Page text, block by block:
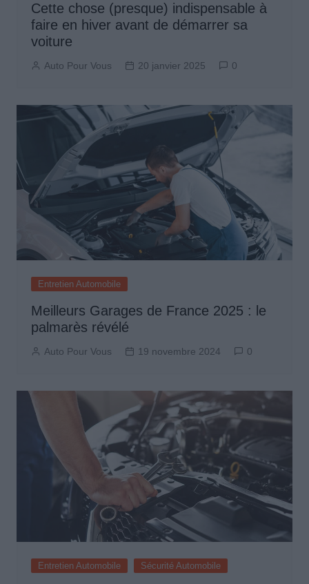
Cette chose (presque) indispensable à
faire en hiver avant de démarrer sa
voiture
Auto Pour Vous 20 janvier 2025 0
Entretien Automobile
Meilleurs Garages de France 2025 : le
palmarès révélé
Auto Pour Vous 19 novembre 2024 0
Entretien Automobile Sécurité Automobile